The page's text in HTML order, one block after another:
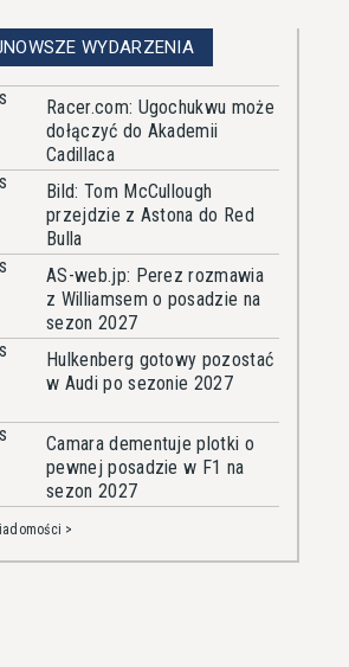
WYDARZENIA
Racer.com: Ugochukwu może
dołączyć do Akademii
Cadillaca
Bild: Tom McCullough
przejdzie z Astona do Red
Bulla
AS-web.jp: Perez rozmawia
z Williamsem o posadzie na
sezon 2027
Hulkenberg gotowy pozostać
w Audi po sezonie 2027
Camara dementuje plotki o
pewnej posadzie w F1 na
sezon 2027
>